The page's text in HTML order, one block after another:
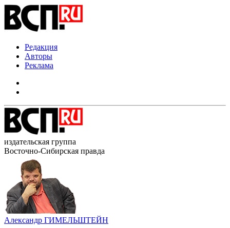
Редакция
Авторы
Реклама
издательская группа
Восточно-Сибирская правда
Александр ГИМЕЛЬШТЕЙН